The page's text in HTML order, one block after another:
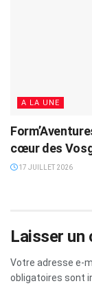
A LA UNE
cœur des
17 JUILLET 2026
Laisser un
Votre adresse e-
obligatoires sont